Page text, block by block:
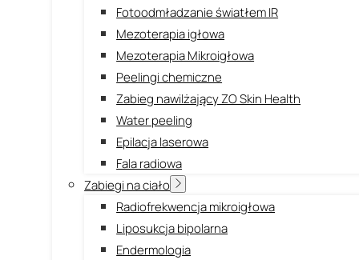
Fotoodmładzanie światłem IR
Mezoterapia igłowa
Mezoterapia Mikroigłowa
Peelingi chemiczne
Zabieg nawilżający ZO Skin Health
Water peeling
Epilacja laserowa
Fala radiowa
Zabiegi na ciało
Radiofrekwencja mikroigłowa
Liposukcja bipolarna
Endermologia